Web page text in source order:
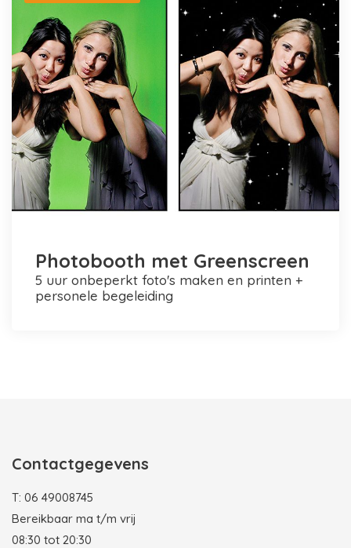
Photobooth met Greenscreen
5 uur onbeperkt foto's maken en printen +
personele begeleiding
Contactgegevens
T: 06 49008745
Bereikbaar ma t/m vrij
08:30 tot 20:30